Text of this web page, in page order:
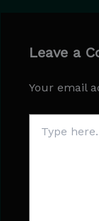
Leave a
Your email
here..